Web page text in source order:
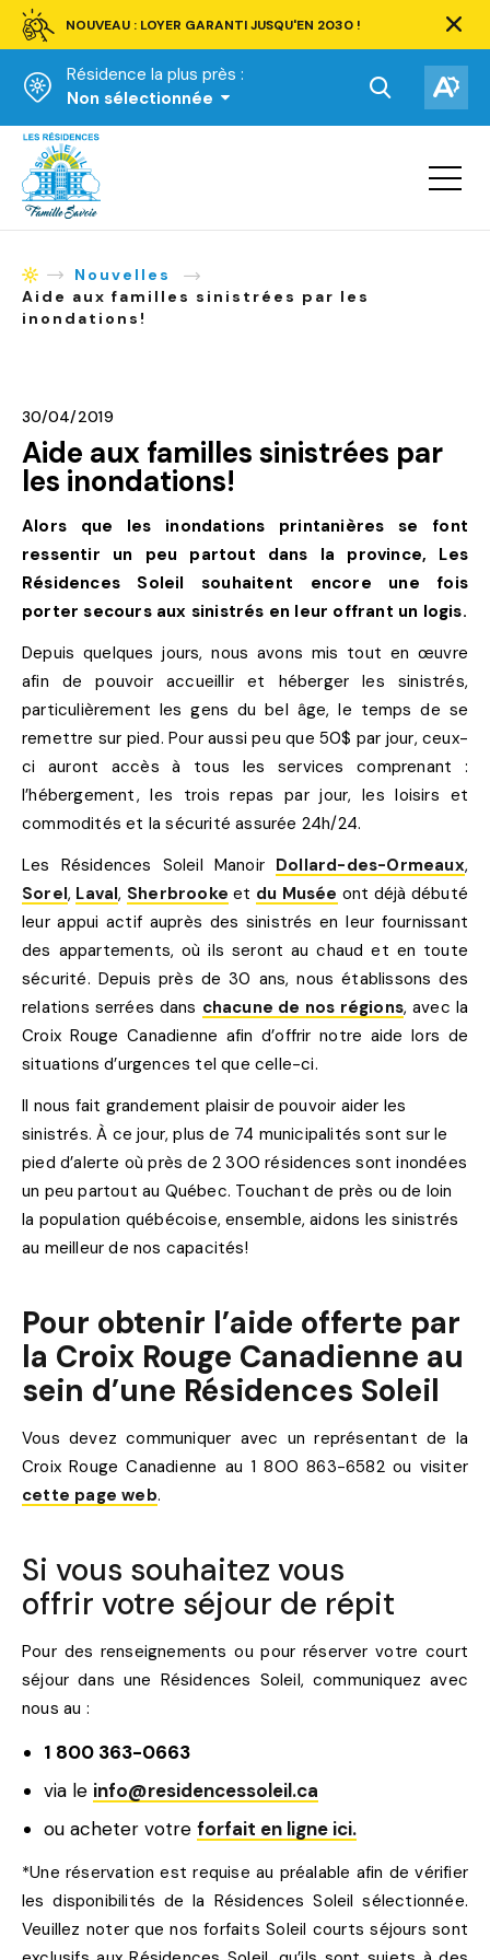
NOUVEAU : LOYER GARANTI JUSQU'EN 2030 !
barre
Résidence la plus près :
Non sélectionnée
Ouvrir
la
recherche.
la
Accueil
Ouvrir
la
AccueilNouvelles
Aide aux familles sinistrées par les
inondations!
30/04/2019
Aide aux familles sinistrées par
les inondations!
Alors que les inondations printanières se font
ressentir un peu partout dans la province, Les
Résidences Soleil souhaitent encore une fois
porter secours aux sinistrés en leur offrant un logis.
Depuis quelques jours, nous avons mis tout en œuvre
afin de pouvoir accueillir et héberger les sinistrés,
particulièrement les gens du bel âge, le temps de se
remettre sur pied. Pour aussi peu que 50$ par jour, ceux-
ci auront accès à tous les services comprenant :
l’hébergement, les trois repas par jour, les loisirs et
commodités et la sécurité assurée 24h/24.
Les Résidences Soleil Manoir Dollard-des-Ormeaux,
Sorel, Laval, Sherbrooke et du Musée ont déjà débuté
leur appui actif auprès des sinistrés en leur fournissant
des appartements, où ils seront au chaud et en toute
sécurité. Depuis près de 30 ans, nous établissons des
relations serrées dans chacune de nos régions, avec la
Croix Rouge Canadienne afin d’offrir notre aide lors de
situations d’urgences tel que celle-ci.
Il nous fait grandement plaisir de pouvoir aider les
sinistrés. À ce jour, plus de 74 municipalités sont sur le
pied d’alerte où près de 2 300 résidences sont inondées
un peu partout au Québec. Touchant de près ou de loin
la population québécoise, ensemble, aidons les sinistrés
au meilleur de nos capacités!
Pour obtenir l’aide offerte par
la Croix Rouge Canadienne au
sein d’une Résidences Soleil
Vous devez communiquer avec un représentant de la
Croix Rouge Canadienne au 1 800 863-6582 ou visiter
cette page web.
Si vous souhaitez vous
offrir votre séjour de répit
Pour des renseignements ou pour réserver votre court
séjour dans une Résidences Soleil, communiquez avec
nous au :
1 800 363-0663
via le info@residencessoleil.ca
ou acheter votre forfait en ligne ici.
*Une réservation est requise au préalable afin de vérifier
les disponibilités de la Résidences Soleil sélectionnée.
Veuillez noter que nos forfaits Soleil courts séjours sont